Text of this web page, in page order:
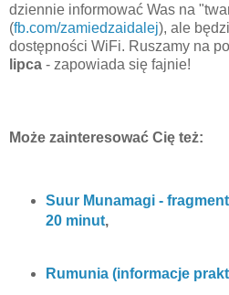
dziennie informować Was na
(fb.com/zamiedzaidalej), ale
dostępności WiFi. Ruszamy na
lipca - zapowiada się fajnie!
Może zainteresować Cię też:
Suur Munamagi -
20 minut,
Rumunia (informacje